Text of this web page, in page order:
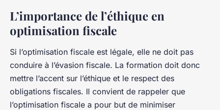
L’importance de l’éthique en
optimisation fiscale
Si l’optimisation fiscale est légale, elle ne doit pas
conduire à l’évasion fiscale. La formation doit donc
mettre l’accent sur l’éthique et le respect des
obligations fiscales. Il convient de rappeler que
l’optimisation fiscale a pour but de minimiser